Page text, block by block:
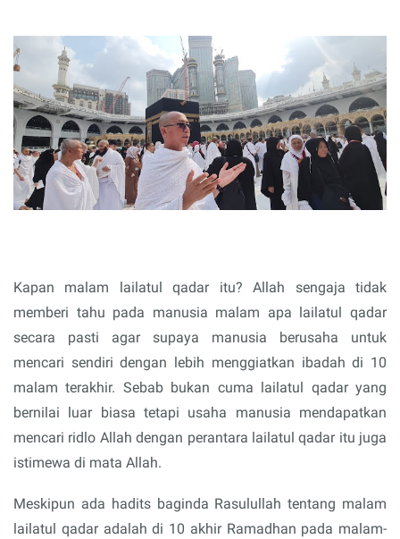
Kapan malam lailatul qadar itu? Allah sengaja tidak
memberi tahu pada manusia malam apa lailatul qadar
secara pasti agar supaya manusia berusaha untuk
mencari sendiri dengan lebih menggiatkan ibadah di 10
malam terakhir. Sebab bukan cuma lailatul qadar yang
bernilai luar biasa tetapi usaha manusia mendapatkan
mencari ridlo Allah dengan perantara lailatul qadar itu juga
istimewa di mata Allah.
Meskipun ada hadits baginda Rasulullah tentang malam
lailatul qadar adalah di 10 akhir Ramadhan pada malam-